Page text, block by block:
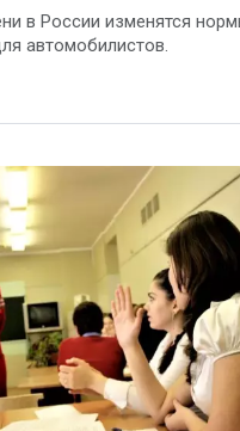
в России изменятся
автомобилистов.